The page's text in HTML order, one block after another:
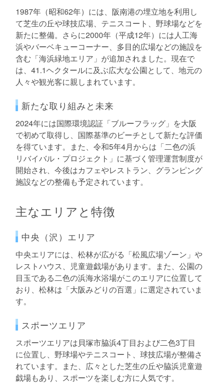
1987年（昭和62年）には、阪南港の埋立地を利用し
て芝生の丘や球技広場、テニスコート、野球場などを
新たに整備。さらに2000年（平成12年）には人工海
浜やバーベキューコーナー、多目的広場などの施設を
含む「海浜緑地エリア」が追加されました。現在で
は、41.1ヘクタールに及ぶ広大な公園として、地元の
人々や観光客に親しまれています。
新たな取り組みと未来
2024年には国際環境認証「ブルーフラッグ」を大阪
で初めて取得し、国際基準のビーチとして新たな評価
を得ています。また、令和5年4月からは「二色の浜
リバイバル・プロジェクト」に基づく管理運営制度が
開始され、今後はカフェやレストラン、グランピング
施設などの整備も予定されています。
主なエリアと特徴
中央（沢）エリア
中央エリアには、松林が広がる「松風広場ゾーン」や
レストハウス、児童遊戯場があります。また、公園の
目玉である二色の浜海水浴場がこのエリアに位置して
おり、松林は「大阪みどりの百選」に選定されていま
す。
スポーツエリア
スポーツエリアは貝塚市脇浜4丁目および二色3丁目
に位置し、野球場やテニスコート、球技広場が整備さ
れています。また、広々とした芝生の丘や脇浜児童遊
戯場もあり、スポーツを楽しむ方に人気です。